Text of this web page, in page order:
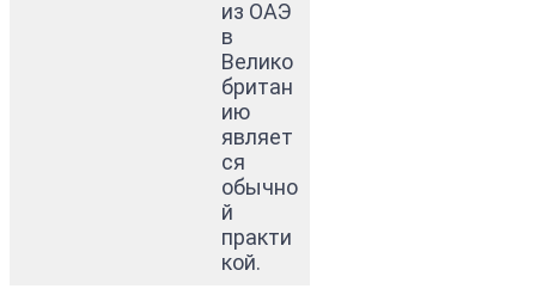
из ОАЭ
в
Велико
британ
ию
являет
ся
обычно
й
практи
кой.